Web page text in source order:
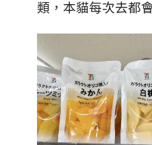
類，本貓每次去都